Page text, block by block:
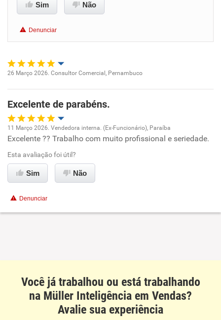
Benefícios
Recomenda esta empresa
Sim Não
Denunciar
Ambiente de trabalho
Conciliação com a vida familiar
Benefícios
Recomenda esta empresa
Recomenda a diretoria
26 Março 2026. Consultor Comercial, Pernambuco
Excelente de parabéns.
Oportunidade de promoção
Ambiente de trabalho
Benefícios
11 Março 2026. Vendedora interna. (Ex-Funcionário), Paraíba
Excelente ?? Trabalho com muito profissional e seriedade.
Esta avaliação foi útil?
Sim Não
Denunciar
Você já trabalhou ou está trabalhando
na Müller Inteligência em Vendas?
Avalie sua experiência